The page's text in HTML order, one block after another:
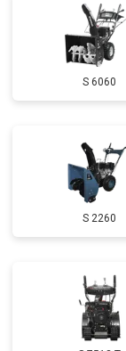
Замена маховика
Замена шины на
Ремонт
Полное ТО
Ремонт привода
Замена свечей
Демонтаж-монтаж
S 6060
S 2260